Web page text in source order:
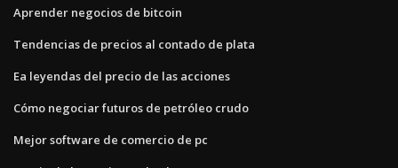
Aprender negocios de bitcoin
Tendencias de precios al contado de plata
Ea leyendas del precio de las acciones
Cómo negociar futuros de petróleo crudo
Mejor software de comercio de pc